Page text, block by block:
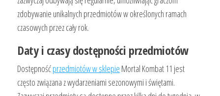
zdobywanie unikalnych przedmiotów w określonych ramach
czasowych przez cały rok.
Daty i czasy dostępności przedmiotów
Dostępnośćprzedmiotów w sklepie Mortal Kombat 11 jest
często związana z wydarzeniami sezonowymi i świętami.